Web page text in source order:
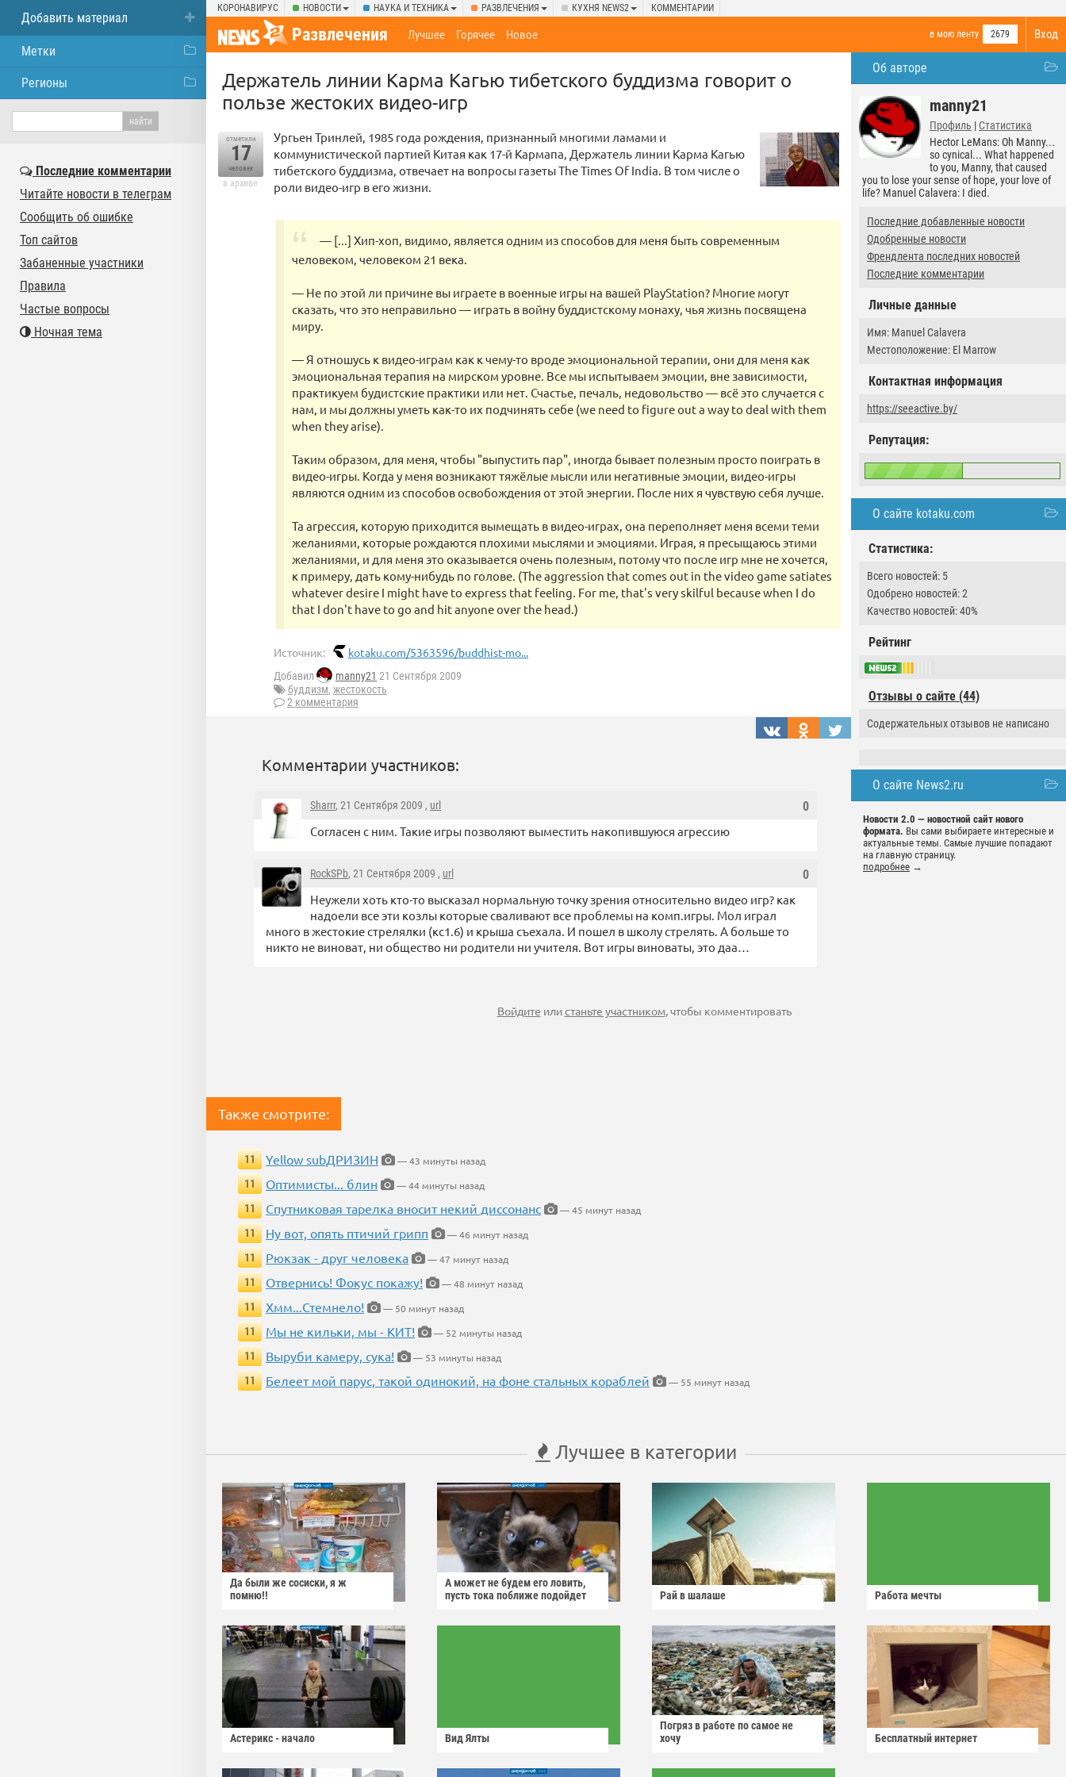
КОРОНАВИРУС НОВОСТИ НАУКА И ТЕХНИКА РАЗВЛЕЧЕНИЯ КУХНЯ NEWS2 КОММЕНТАРИИ
Вход
Развлечения в мою ленту 2679
Лучшее Горячее Новое
Об авторе
manny21
Профиль | Статистика
Hector LeMans: Oh Manny...
so cynical... What happened
to you, Manny, that caused
you to lose your sense of hope, your love of
life? Manuel Calavera: I died.
Последние добавленные новости
Одобренные новости
Френдлента последних новостей
Последние комментарии
Личные данные
Имя: Manuel Calavera
Местоположение: El Marrow
Контактная информация
https://seeactive.by/
Репутация:
О сайте kotaku.com
Статистика:
Всего новостей: 5
Одобрено новостей: 2
Качество новостей: 40%
Рейтинг
Отзывы о сайте (44)
Содержательных отзывов не написано
О сайте News2.ru
Новости 2.0 — новостной сайт нового
формата. Вы сами выбираете интересные и
актуальные темы. Самые лучшие попадают
на главную страницу.
подробнее →
Держатель линии Карма Кагью тибетского буддизма говорит о
пользе жестоких видео-игр
отметили
17
человек
в архиве
Ургьен Тринлей, 1985 года рождения, признанный многими ламами и
коммунистической партией Китая как 17-й Кармапа, Держатель линии Карма Кагью
тибетского буддизма, отвечает на вопросы газеты The Times Of India. В том числе о
роли видео-игр в его жизни.
— [...] Хип-хоп, видимо, является одним из способов для меня быть современным
человеком, человеком 21 века.
— Не по этой ли причине вы играете в военные игры на вашей PlayStation? Многие могут
сказать, что это неправильно — играть в войну буддистскому монаху, чья жизнь посвящена
миру.
— Я отношусь к видео-играм как к чему-то вроде эмоциональной терапии, они для меня как
эмоциональная терапия на мирском уровне. Все мы испытываем эмоции, вне зависимости,
практикуем будистские практики или нет. Счастье, печаль, недовольство — всё это случается с
нам, и мы должны уметь как-то их подчинять себе (we need to figure out a way to deal with them
when they arise).
Таким образом, для меня, чтобы "выпустить пар", иногда бывает полезным просто поиграть в
видео-игры. Когда у меня возникают тяжёлые мысли или негативные эмоции, видео-игры
являются одним из способов освобождения от этой энергии. После них я чувствую себя лучше.
Та агрессия, которую приходится вымещать в видео-играх, она переполняет меня всеми теми
желаниями, которые рождаются плохими мыслями и эмоциями. Играя, я пресыщаюсь этими
желаниями, и для меня это оказывается очень полезным, потому что после игр мне не хочется,
к примеру, дать кому-нибудь по голове. (The aggression that comes out in the video game satiates
whatever desire I might have to express that feeling. For me, that's very skilful because when I do
that I don't have to go and hit anyone over the head.)
Источник: kotaku.com/5363596/buddhist-mo...
Добавил manny21 21 Сентября 2009
буддизм, жестокость
2 комментария
Комментарии участников:
0
Sharrr, 21 Сентября 2009 , url
Согласен с ним. Такие игры позволяют выместить накопившуюся агрессию
0
RockSPb, 21 Сентября 2009 , url
Неужели хоть кто-то высказал нормальную точку зрения относительно видео игр? как
надоели все эти козлы которые сваливают все проблемы на комп.игры. Мол играл
много в жестокие стрелялки (кс1.6) и крыша съехала. И пошел в школу стрелять. А больше то
никто не виноват, ни общество ни родители ни учителя. Вот игры виноваты, это даа…
Войдите илистаньте участником, чтобы комментировать
Также смотрите:
11 Yellow subДРИЗИН
— 43 минуты назад
11
Оптимисты... блин
— 44 минуты назад
11
Спутниковая тарелка вносит некий диссонанс
— 45 минут назад
11
Ну вот, опять птичий грипп
— 46 минут назад
11
Рюкзак - друг человека
— 47 минут назад
11
Отвернись! Фокус покажу!
— 48 минут назад
11
Хмм...Стемнело!
— 50 минут назад
11
Мы не кильки, мы - КИТ!
— 52 минуты назад
11
Выруби камеру, сука!
— 53 минуты назад
11
Белеет мой парус, такой одинокий, на фоне стальных кораблей — 55 минут назад
Лучшее в категории
Да были же сосиски, я ж
помню!!
А может не будем его ловить,
пусть тока поближе подойдет
Рай в шалаше Работа мечты
Астерикс - начало Вид Ялты
Погряз в работе по самое не
хочу
Бесплатный интернет
Добавить материал
Метки
Регионы
Последние комментарии
Читайте новости в телеграм
Сообщить об ошибке
Топ сайтов
Забаненные участники
Правила
Частые вопросы
Ночная тема